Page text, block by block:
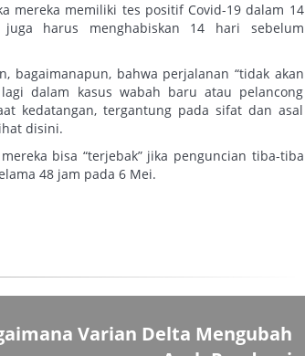
mereka memiliki tes positif Covid-19 dalam 14
harus menghabiskan 14 hari sebelum
bagaimanapun, bahwa perjalanan “tidak akan
dalam kasus wabah baru atau pelancong
kedatangan, tergantung pada sifat dan asal
disini.
bisa “terjebak” jika penguncian tiba-tiba
48 jam pada 6 Mei.
Varian Delta Mengubah